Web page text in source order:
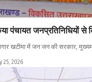
पंचायत जनप्रतिनिधियों से
खटीमा में जन जन की सरकार,
25, 2026